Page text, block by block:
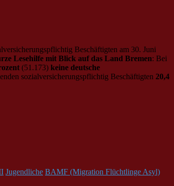
Beschäftigten am 30. Juni
Lesehilfe mit Blick auf das Land Bremen: Bei
(51.173) keine deutsche
sozialversicherungspflichtig Beschäftigten 20,4
Jugendliche BAMF (Migration Flüchtlinge Asyl)